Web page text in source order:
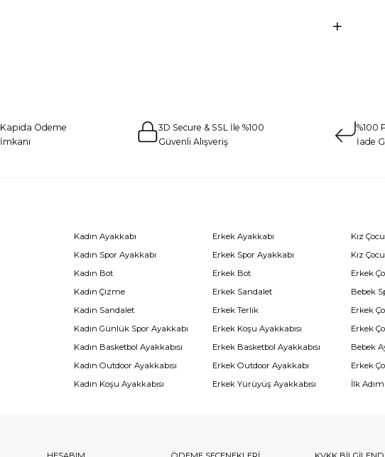
Kapıda Ödeme
İmkanı
3D Secure & SSL İle %100
Güvenli Alışveriş
%100
İade
Kadın Ayakkabı
Kadın Spor Ayakkabı
Kadın Bot
Kadın Çizme
Kadın Sandalet
Kadın Günlük Spor Ayakkabı
Kadın Basketbol Ayakkabısı
Kadın Outdoor Ayakkabısı
Kadın Koşu Ayakkabısı
Erkek Ayakkabı
Erkek Spor Ayakkabı
Erkek Bot
Erkek Sandalet
Erkek Terlik
Erkek Koşu Ayakkabısı
Erkek Basketbol Ayakkabısı
Erkek Outdoor Ayakkabı
Erkek Yürüyüş Ayakkabısı
Kız
Kız
Erkek
Bebek
Erkek
Erkek
Bebek
Erkek
İlk Adım